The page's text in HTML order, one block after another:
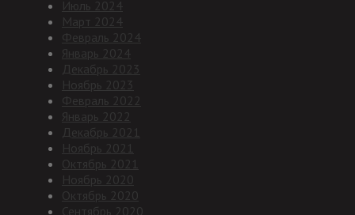
Июль 2024
Март 2024
Февраль 2024
Январь 2024
Декабрь 2023
Ноябрь 2023
Февраль 2022
Январь 2022
Декабрь 2021
Ноябрь 2021
Октябрь 2021
Ноябрь 2020
Октябрь 2020
Сентябрь 2020